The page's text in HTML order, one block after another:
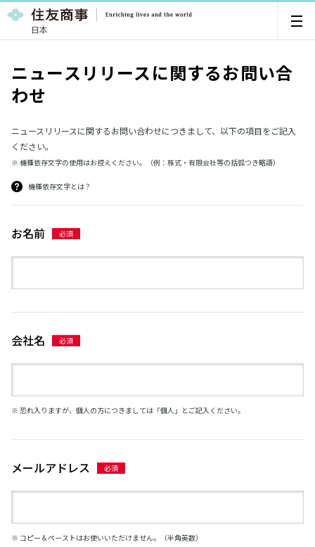
日本
ニュースリリースに関するお問い合
わせ
ニュースリリースに関するお問い合わせにつきまして、以下の項目をご記入
ください。
※ 機種依存文字の使用はお控えください。（例：株式・有限会社等の括弧つき略語）
機種依存文字とは？
お名前
会社名
※ 恐れ入りますが、個人の方につきましては「個人」とご記入ください。
メールアドレス
※ コピー＆ペーストはお使いいただけません。（半角英数）